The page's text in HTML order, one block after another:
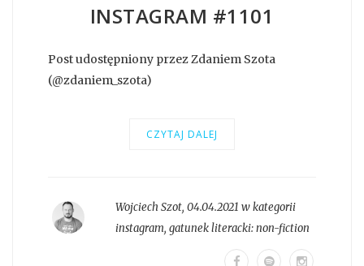
INSTAGRAM #1101
Post udostępniony przez Zdaniem Szota
(@zdaniem_szota)
CZYTAJ DALEJ
Wojciech Szot, 04.04.2021 w kategorii
instagram, gatunek literacki:non-fiction